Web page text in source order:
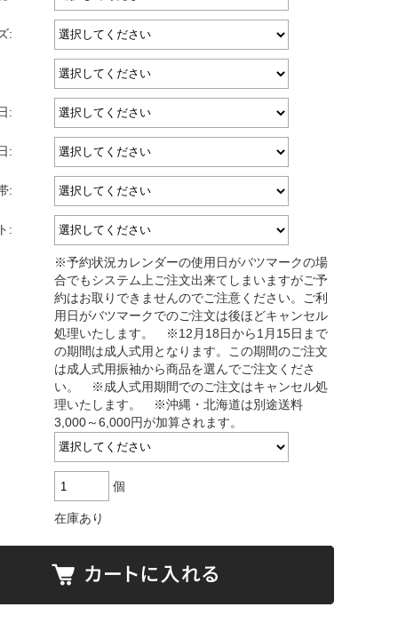
:
:
:
:
:
※予約状況カレンダーの使用日がバツマークの場
合でもシステム上ご注文出来てしまいますがご予
約はお取りできませんのでご注意ください。ご利
用日がバツマークでのご注文は後ほどキャンセル
処理いたします。 ※12月18日から1月15日まで
の期間は成人式用となります。この期間のご注文
は成人式用振袖から商品を選んでご注文くださ
い。 ※成人式用期間でのご注文はキャンセル処
理いたします。 ※沖縄・北海道は別途送料
3,000～6,000円が加算されます。
個
在庫あり